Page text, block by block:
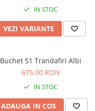
IN STOC
VEZI VARIANTE
Buchet 51 Trandafiri Albi
675,00 RON
IN STOC
ADAUGA IN COS